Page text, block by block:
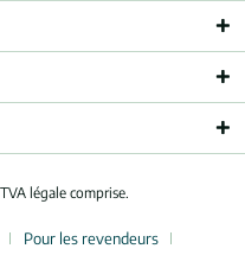
légale comprise.
Pour les revendeurs